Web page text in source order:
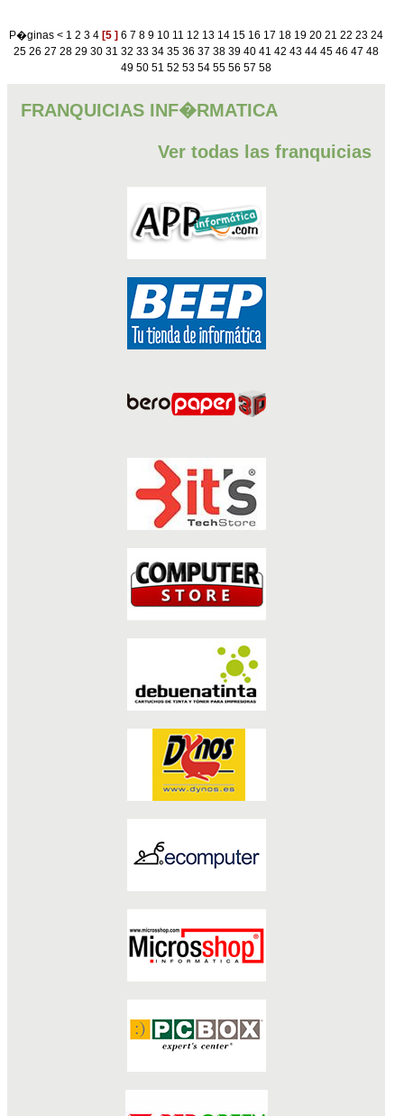
P�ginas< 1234[5 ]6789 10 11 12 13 14 15 16 17 18 192021222324
252627282930313233343536373839404142434445464748
49505152535455565758
FRANQUICIAS INF�RMATICA
Ver todas las franquicias